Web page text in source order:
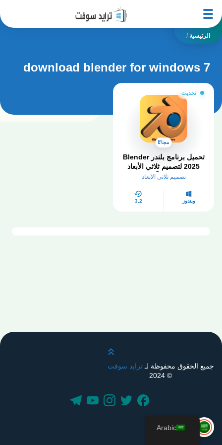
الرئيسية /
download blender for windows 7
تحديث
مجانًا
تحميل برنامج بلندر Blender
2025 لتصميم ثلاثي الأبعاد
مجاناً
تصميم ثلاثي الأبعاد
ويندوز 3.2
قم بالتمرير لأعلى
جميع الحقوق محفوظة لـترايد سوفت
© 2024
Arabic